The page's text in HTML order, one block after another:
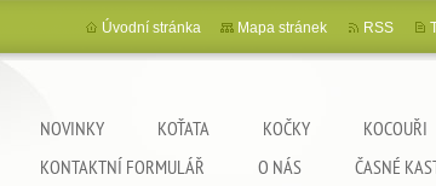
NOVINKY KOŤATA KOČKY KOCOUŘI
KONTAKTNÍ FORMULÁŘ
O NÁS ČASNÉ
Úvodní stránka Mapa stránek RSS